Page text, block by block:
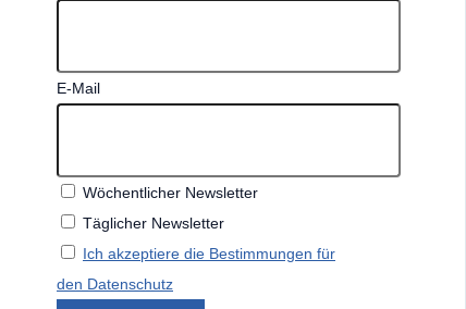
E-Mail
Wöchentlicher Newsletter
Täglicher Newsletter
Ich akzeptiere die Bestimmungen für
den Datenschutz